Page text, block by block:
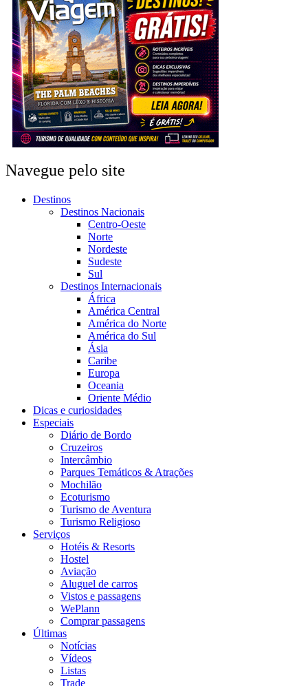
Navegue pelo site
Destinos
Destinos Nacionais
Centro-Oeste
Norte
Nordeste
Sudeste
Sul
Destinos Internacionais
África
América Central
América do Norte
América do Sul
Ásia
Caribe
Europa
Oceania
Oriente Médio
Dicas e curiosidades
Especiais
Diário de Bordo
Cruzeiros
Intercâmbio
Parques Temáticos & Atrações
Mochilão
Ecoturismo
Turismo de Aventura
Turismo Religioso
Serviços
Hotéis & Resorts
Hostel
Aviação
Aluguel de carros
Vistos e passagens
WePlann
Comprar passagens
Últimas
Notícias
Vídeos
Listas
Trade